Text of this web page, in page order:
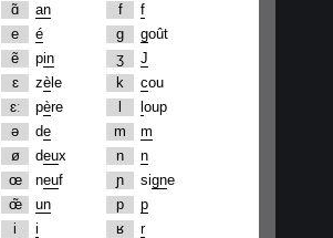
ɑ̃
an
e
é
ẽ
pin
ɛ
zè le
ɛː
père
ə
de
ø
deux
œ
neuf
œ̃
un
i
i
f
f
g
goût
ʒ
J
k
cou
oup
m
m
n
n
ɲ
signe
p
p
ʁ
r